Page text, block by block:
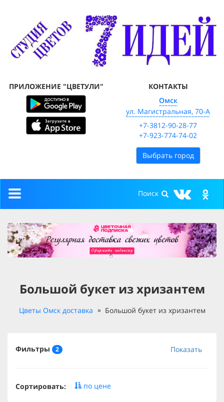
ПРИЛОЖЕНИЕ "ЦВЕТУЛИ"
КОНТАКТЫ
Омск
ул. Магистральная, 70-А
+7-3812-90-28-77
+7-923-774-74-02
Выбрать город
Toggle
Большой букет из хризантем
Цветы Омск доставка Большой букет из хризантем
Фильтры 2 Показать
Сортировать: по цене